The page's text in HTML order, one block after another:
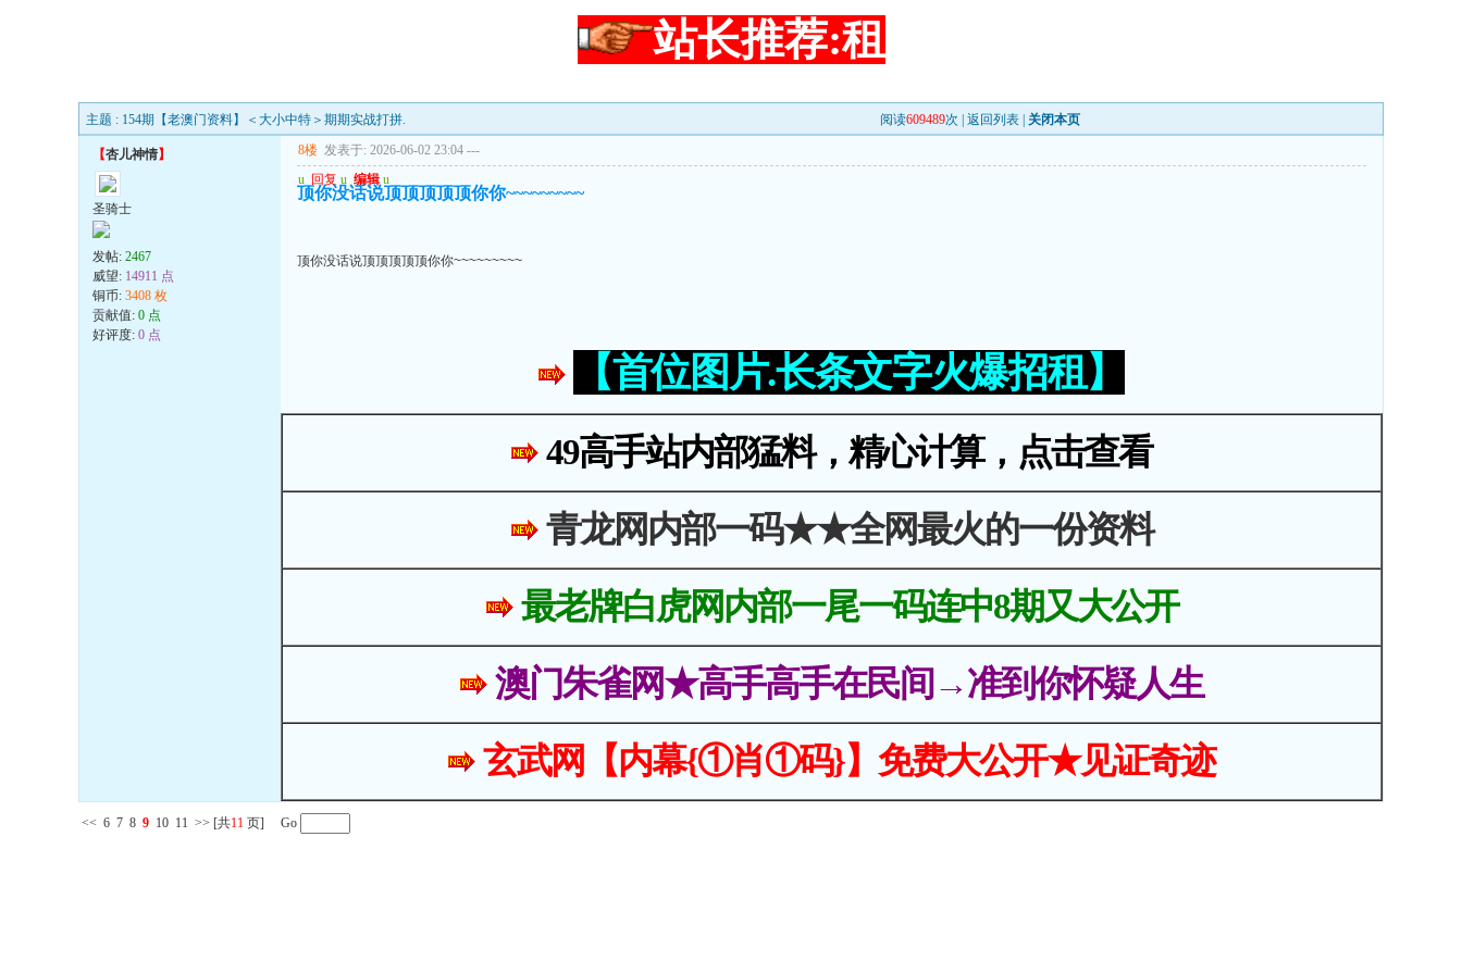
站长推荐:租
主题 : 154期【老澳门资料】＜大小中特＞期期实战打拼. 阅读609489次 | 返回列表 关闭本页
【杏儿神情】
圣骑士
发帖: 2467
威望: 14911 点
铜币: 3408 枚
贡献值: 0 点
好评度: 0 点
8楼 发表于: 2026-06-02 23:04 ---
u 回复 u 编辑 u
顶你没话说顶顶顶顶顶你你~~~~~~~~~
顶你没话说顶顶顶顶顶你你~~~~~~~~~
【首位图片.长条文字火爆招租】
49高手站内部猛料，精心计算，点击查看
青龙网内部一码★★全网最火的一份资料
最老牌白虎网内部一尾一码连中8期又大公开
澳门朱雀网★高手高手在民间→准到你怀疑人生
玄武网【内幕{①肖①码}】免费大公开★见证奇迹
<< 6 7 8 9 10 11 >> [共11 页] Go